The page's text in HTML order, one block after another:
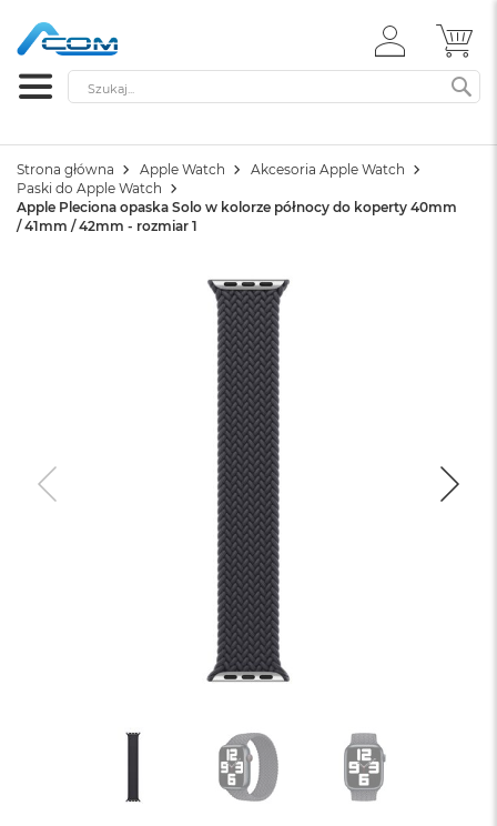
ZALOGUJ
SIĘ
Szukaj
Strona główna Apple Watch
Akcesoria Apple Watch
Paski do Apple Watch
Apple Pleciona opaska Solo w kolorze północy do koperty 40mm
/ 41mm / 42mm - rozmiar 1